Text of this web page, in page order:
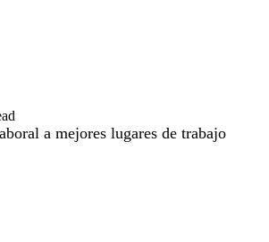
a mejores lugares de trabajo